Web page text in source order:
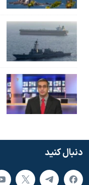
دنبال کنید